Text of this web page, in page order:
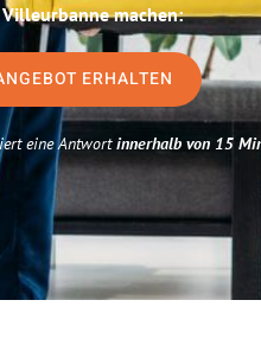
machen:
ERHALTEN
eine Antwortinnerhalb von 15